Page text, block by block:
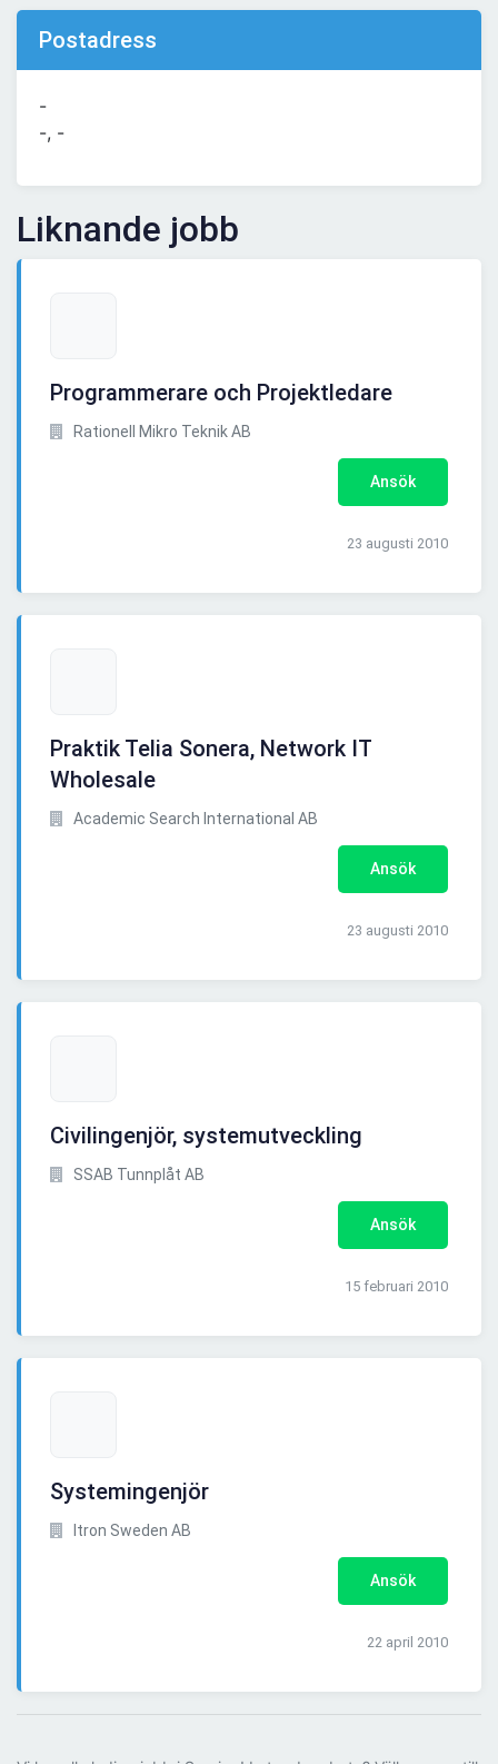
Postadress
-
-, -
Liknande jobb
Programmerare och Projektledare
Rationell Mikro Teknik AB
Ansök
23 augusti 2010
Praktik Telia Sonera, Network IT
Wholesale
Academic Search International AB
Ansök
23 augusti 2010
Civilingenjör, systemutveckling
SSAB Tunnplåt AB
Ansök
15 februari 2010
Systemingenjör
Itron Sweden AB
Ansök
22 april 2010